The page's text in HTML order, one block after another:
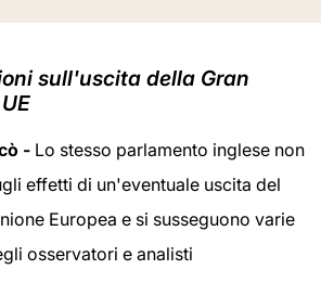
sull'uscita della Gran
- Lo stesso parlamento inglese non
effetti di un'eventuale uscita del
Europea e si susseguono varie
osservatori e analisti